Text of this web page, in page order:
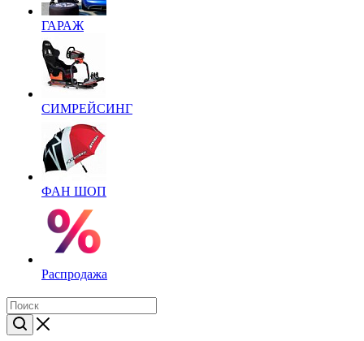
ГАРАЖ
СИМРЕЙСИНГ
ФАН ШОП
Распродажа